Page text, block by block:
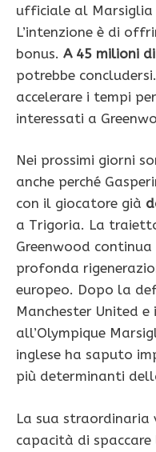
ufficiale al Marsiglia
L’intenzione è di
bonus. A 45 milioni
potrebbe
accelerare i tempi
interessati a
Nei prossimi giorni
anche perché
con il giocatore già
a Trigoria. La
Greenwood
profonda
europeo. Dopo la
Manchester United
all’Olympique
inglese ha saputo
più determinanti
La sua straordinaria
capacità di